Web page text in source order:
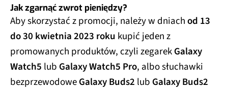
Jak zgarnąć zwrot pieniędzy?
Aby skorzystać z promocji, należy w dniachod 13
do 30 kwietnia 2023 roku kupić jeden z
promowanych produktów, czyli zegarekGalaxy
Watch5 lub Galaxy Watch5 Pro, albo słuchawki
bezprzewodoweGalaxy Buds2 lub Galaxy Buds2